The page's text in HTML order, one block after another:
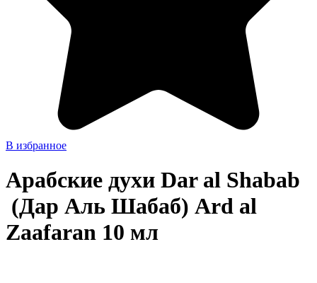
В избранное
Арабские духи Dar al Shabab​​​​​​​
(Дар Аль Шабаб) Ard al
Zaafaran 10 мл